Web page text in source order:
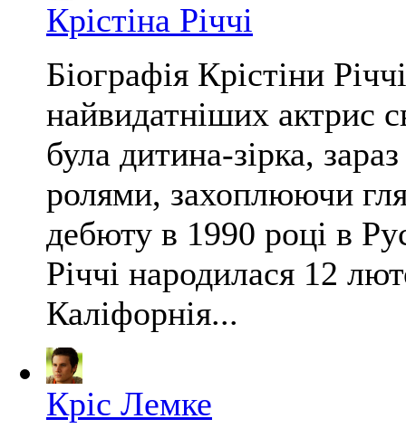
Крістіна Річчі
Біографія Крістіни
найвидатніших актрис
була дитина-зірка,
ролями, захоплюючи
дебюту в 1990 році в
Річчі народилася 12
Каліфорнія...
Кріс Лемке